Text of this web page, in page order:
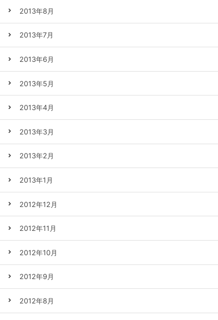
2013年8月
2013年7月
2013年6月
2013年5月
2013年4月
2013年3月
2013年2月
2013年1月
2012年12月
2012年11月
2012年10月
2012年9月
2012年8月